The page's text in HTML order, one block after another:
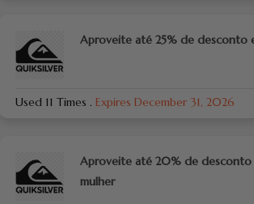
Aproveite até 25% de desconto
Used 11 Times . Expires December 31, 2026
Aproveite até 20% de desconto
mulher